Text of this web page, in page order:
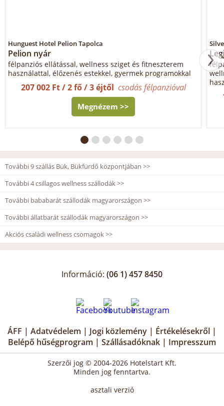
Hunguest Hotel Pelion Tapolca
Pelion nyár
félpanziós ellátással, wellness sziget és fitneszterem
használattal, élőzenés estekkel, gyermek programokkal
207 002 Ft / 2 fő / 3 éjtől csodás félpanzióval
Megnézem >>
További 9 szállás Bük, Bükfürdő központjában >>
További 4 csillagos wellness szállodák >>
További bababarát szállodák magyarországon >>
További állatbarát szállodák magyarországon >>
Akciós családi wellness csomagok >>
Információ: (06 1) 457 8450
ÁFF | Adatvédelem | Jogi közlemény | Értékelésekről |
Belépő hűségprogram | Szállásadóknak | Impresszum
Szerzői jog © 2004-2026 Hotelstart Kft.
Minden jog fenntartva.
asztali verzió